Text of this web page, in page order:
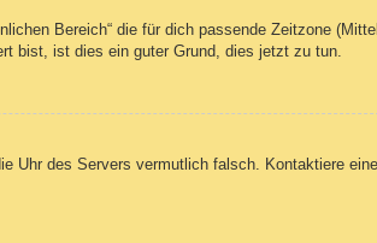
Bereich“ die für dich passende Zeitzone
bist, ist dies ein guter Grund, dies jetzt zu tun.
des Servers vermutlich falsch. Kontaktiere